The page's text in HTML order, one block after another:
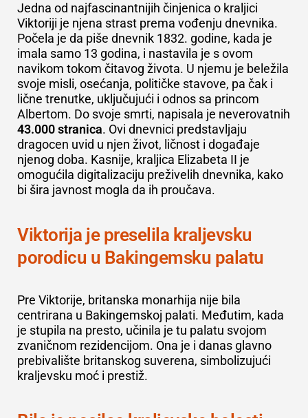
Jedna od najfascinantnijih činjenica o kraljici
Viktoriji je njena strast prema vođenju dnevnika.
Počela je da piše dnevnik 1832. godine, kada je
imala samo 13 godina, i nastavila je s ovom
navikom tokom čitavog života. U njemu je beležila
svoje misli, osećanja, političke stavove, pa čak i
lične trenutke, uključujući i odnos sa princom
Albertom. Do svoje smrti, napisala je neverovatnih
43.000 stranica. Ovi dnevnici predstavljaju
dragocen uvid u njen život, ličnost i događaje
njenog doba. Kasnije, kraljica Elizabeta II je
omogućila digitalizaciju preživelih dnevnika, kako
bi šira javnost mogla da ih proučava.
Viktorija je preselila kraljevsku
porodicu u Bakingemsku palatu
Pre Viktorije, britanska monarhija nije bila
centrirana u Bakingemskoj palati. Međutim, kada
je stupila na presto, učinila je tu palatu svojom
zvaničnom rezidencijom. Ona je i danas glavno
prebivalište britanskog suverena, simbolizujući
kraljevsku moć i prestiž.